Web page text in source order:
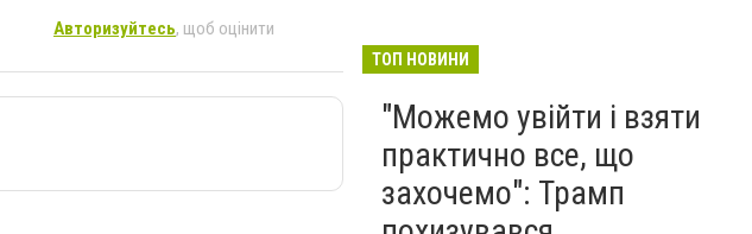
Авторизуйтесь, щоб оцінити
ТОП НОВИНИ
"Можемо увійти і взяти
практично все, що
захочемо": Трамп